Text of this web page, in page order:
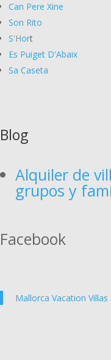
Can Pere Xine
Son Rito
S'Hort
Es Puiget D'Abaix
Sa Caseta
Blog
Alquiler de
grupos y
Facebook
Mallorca Vacation Villas